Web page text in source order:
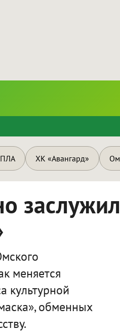
ХК «Авангард»
заслужил
меняется
культурной
обменных